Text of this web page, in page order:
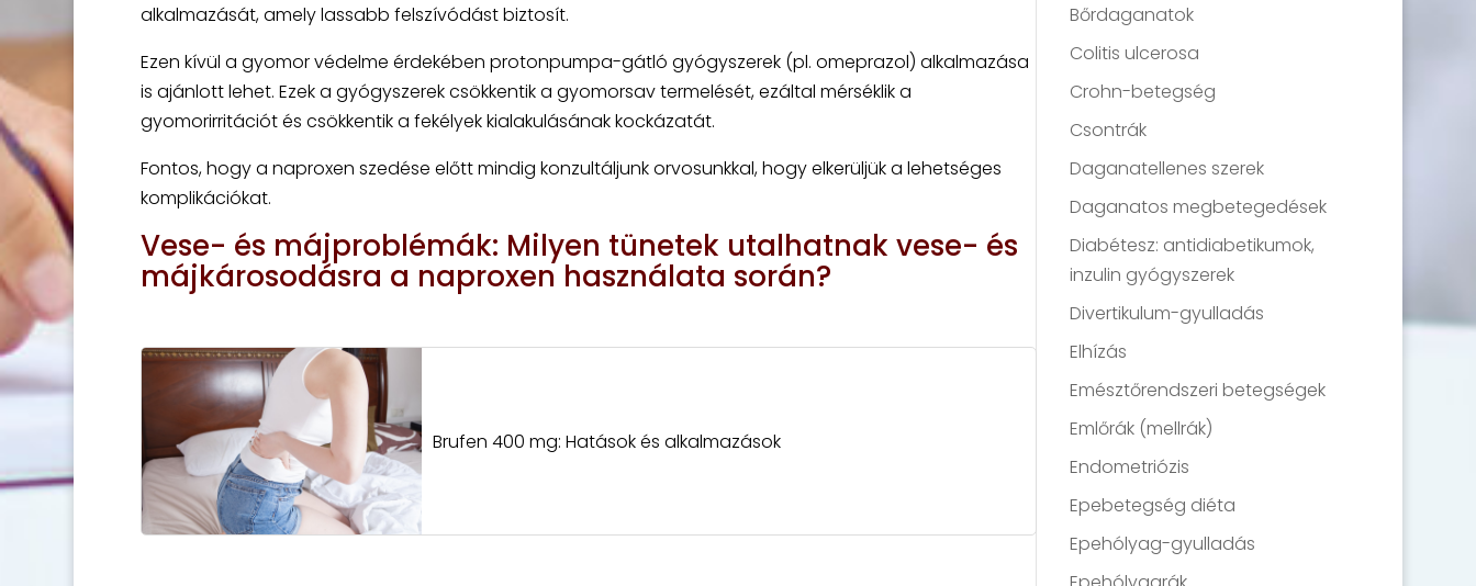
alkalmazását, amely lassabb felszívódást biztosít.
Ezen kívül a gyomor védelme érdekében protonpumpa-gátló gyógyszerek (pl. omeprazol) alkalmazása
is ajánlott lehet. Ezek a gyógyszerek csökkentik a gyomorsav termelését, ezáltal mérséklik a
gyomorirritációt és csökkentik a fekélyek kialakulásának kockázatát.
Fontos, hogy a naproxen szedése előtt mindig konzultáljunk orvosunkkal, hogy elkerüljük a lehetséges
komplikációkat.
Vese- és májproblémák: Milyen tünetek utalhatnak vese- és
májkárosodásra a naproxen használata során?
Brufen 400 mg: Hatások és alkalmazások
Bőrdaganatok
Colitis ulcerosa
Crohn-betegség
Csontrák
Daganatellenes szerek
Daganatos megbetegedések
Diabétesz: antidiabetikumok,
inzulin gyógyszerek
Divertikulum-gyulladás
Elhízás
Emésztőrendszeri betegségek
Emlőrák (mellrák)
Endometriózis
Epebetegség diéta
Epehólyag-gyulladás